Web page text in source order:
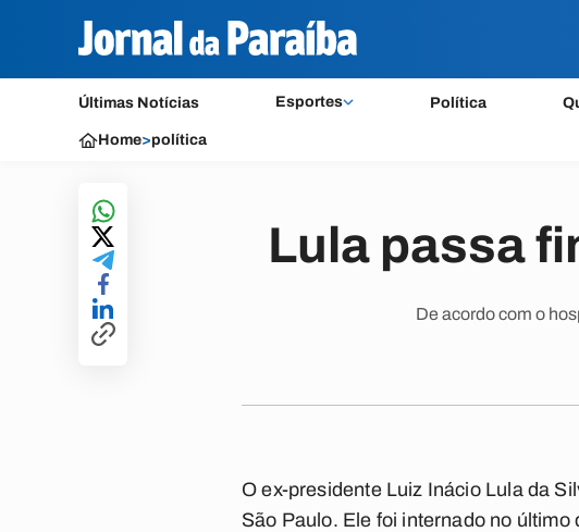
Últimas Notícias Esportes Política
Home>política
Lula passa
De acordo com o
O ex-presidente Luiz Inácio Lula da
São Paulo. Ele foi internado no